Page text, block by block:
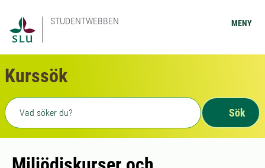
STUDENTWEBBEN MENY
Kurssök
Fritext sökning
Sök